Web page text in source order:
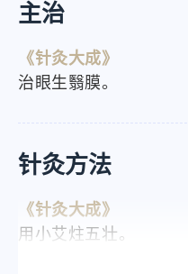
主治
《针灸大成》
治眼生翳膜。
针灸方法
《针灸大成》
用小艾炷五壮。